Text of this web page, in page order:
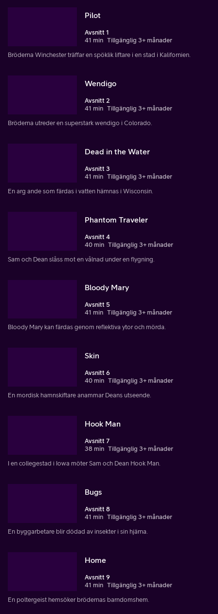
Pilot
Avsnitt 1
41 min Tillgänglig 3+ månader
Bröderna Winchester träffar en spöklik liftare i en stad i Kalifornien.
Wendigo
Avsnitt 2
41 min Tillgänglig 3+ månader
Bröderna utreder en superstark wendigo i Colorado.
Dead in the Water
Avsnitt 3
41 min Tillgänglig 3+ månader
En arg ande som färdas i vatten hämnas i Wisconsin.
Phantom Traveler
Avsnitt 4
40 min Tillgänglig 3+ månader
Sam och Dean slåss mot en vålnad under en flygning.
Bloody Mary
Avsnitt 5
41 min Tillgänglig 3+ månader
Bloody Mary kan färdas genom reflektiva ytor och mörda.
Skin
Avsnitt 6
40 min Tillgänglig 3+ månader
En mordisk hamnskiftare anammar Deans utseende.
Hook Man
Avsnitt 7
38 min Tillgänglig 3+ månader
I en collegestad i Iowa möter Sam och Dean Hook Man.
Bugs
Avsnitt 8
41 min Tillgänglig 3+ månader
En byggarbetare blir dödad av insekter i sin hjärna.
Home
Avsnitt 9
41 min Tillgänglig 3+ månader
En poltergeist hemsöker brödernas barndomshem.